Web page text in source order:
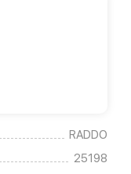
RADDO
25198